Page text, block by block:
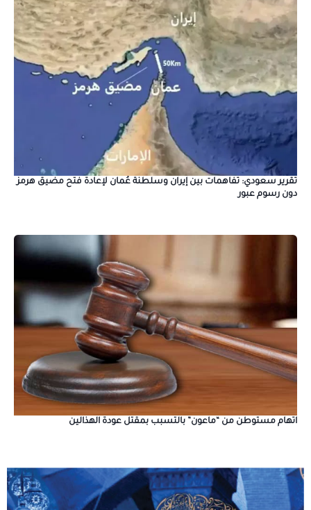
تقرير سعودي: تفاهمات بين إيران وسلطنة عُمان لإعادة فتح مضيق هرمز
دون رسوم عبور
اتهام مستوطن من “ماعون” بالتسبب بمقتل عودة الهذالين